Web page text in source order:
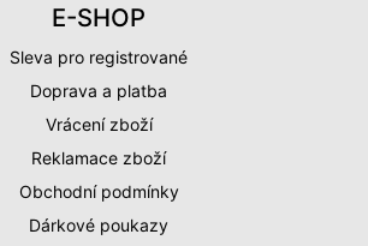
E-SHOP
Sleva pro registrované
Doprava a platba
Vrácení zboží
Reklamace zboží
Obchodní podmínky
Dárkové poukazy